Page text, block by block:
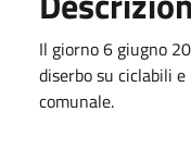
Il giorno 6 giugno
diserbo su ciclabili
comunale.